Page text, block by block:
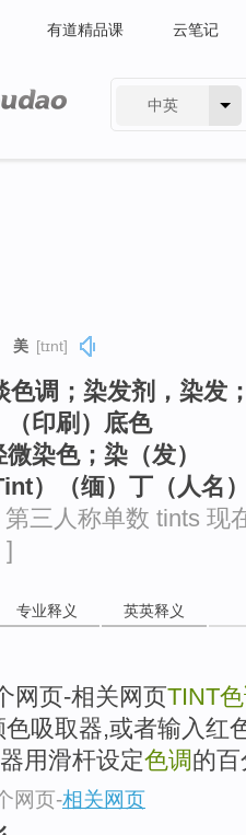
有道精品课 云笔记
中英
美 [tɪnt]
色调；染发剂，染发
（印刷）底色
染色；染（发）
）（缅）丁（人名
三人称单数 tints 现
]
专业释义 英英释义
网页-相关网页TINT
吸取器,或者输入红
用滑杆设定色调的
网页-相关网页